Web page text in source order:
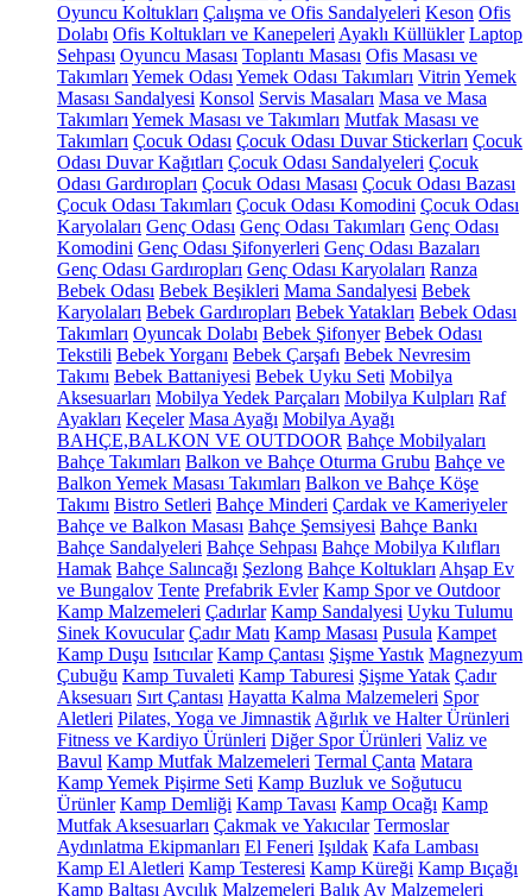
Oyuncu Koltukları Çalışma ve Ofis Sandalyeleri Keson Ofis
Dolabı Ofis Koltukları ve Kanepeleri Ayaklı Küllükler Laptop
Sehpası Oyuncu Masası Toplantı Masası Ofis Masası ve
Takımları Yemek Odası Yemek Odası Takımları Vitrin Yemek
Masası Sandalyesi Konsol Servis Masaları Masa ve Masa
Takımları Yemek Masası ve Takımları Mutfak Masası ve
Takımları Çocuk Odası Çocuk Odası Duvar Stickerları Çocuk
Odası Duvar Kağıtları Çocuk Odası Sandalyeleri Çocuk
Odası Gardıropları Çocuk Odası Masası Çocuk Odası Bazası
Çocuk Odası Takımları Çocuk Odası Komodini Çocuk Odası
Karyolaları Genç Odası Genç Odası Takımları Genç Odası
Komodini Genç Odası Şifonyerleri Genç Odası Bazaları
Genç Odası Gardıropları Genç Odası Karyolaları Ranza
Bebek Odası Bebek Beşikleri Mama Sandalyesi Bebek
Karyolaları Bebek Gardıropları Bebek Yatakları Bebek Odası
Takımları Oyuncak Dolabı Bebek Şifonyer Bebek Odası
Tekstili Bebek Yorganı Bebek Çarşafı Bebek Nevresim
Takımı Bebek Battaniyesi Bebek Uyku Seti Mobilya
Aksesuarları Mobilya Yedek Parçaları Mobilya Kulpları Raf
Ayakları Keçeler Masa Ayağı Mobilya Ayağı
BAHÇE,BALKON VE OUTDOOR Bahçe Mobilyaları
Bahçe Takımları Balkon ve Bahçe Oturma Grubu Bahçe ve
Balkon Yemek Masası Takımları Balkon ve Bahçe Köşe
Takımı Bistro Setleri Bahçe Minderi Çardak ve Kameriyeler
Bahçe ve Balkon Masası Bahçe Şemsiyesi Bahçe Bankı
Bahçe Sandalyeleri Bahçe Sehpası Bahçe Mobilya Kılıfları
Hamak Bahçe Salıncağı Şezlong Bahçe Koltukları Ahşap Ev
ve Bungalov Tente Prefabrik Evler Kamp Spor ve Outdoor
Kamp Malzemeleri Çadırlar Kamp Sandalyesi Uyku Tulumu
Sinek Kovucular Çadır Matı Kamp Masası Pusula Kampet
Kamp Duşu Isıtıcılar Kamp Çantası Şişme Yastık Magnezyum
Çubuğu Kamp Tuvaleti Kamp Taburesi Şişme Yatak Çadır
Aksesuarı Sırt Çantası Hayatta Kalma Malzemeleri Spor
Aletleri Pilates, Yoga ve Jimnastik Ağırlık ve Halter Ürünleri
Fitness ve Kardiyo Ürünleri Diğer Spor Ürünleri Valiz ve
Bavul Kamp Mutfak Malzemeleri Termal Çanta Matara
Kamp Yemek Pişirme Seti Kamp Buzluk ve Soğutucu
Ürünler Kamp Demliği Kamp Tavası Kamp Ocağı Kamp
Mutfak Aksesuarları Çakmak ve Yakıcılar Termoslar
Aydınlatma Ekipmanları El Feneri Işıldak Kafa Lambası
Kamp El Aletleri Kamp Testeresi Kamp Küreği Kamp Bıçağı
Kamp Baltası Avcılık Malzemeleri Balık Av Malzemeleri